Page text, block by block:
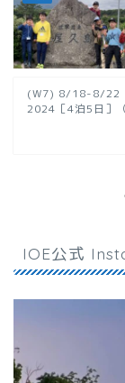
(W7) 8/18-8/22
2024［4泊5日］
IOE公式